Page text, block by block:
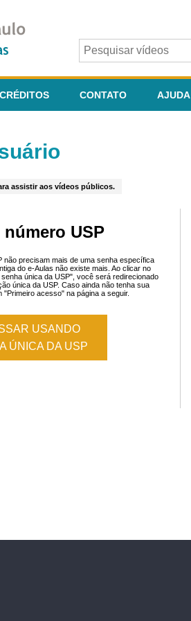
CRÉDITOS CONTATO AJUDA
assistir aos vídeos públicos.
número USP
não precisam mais de uma senha específica
do e-Aulas não existe mais. Ao clicar no
única da USP", você será redirecionado
única da USP. Caso ainda não tenha sua
"Primeiro acesso" na página a seguir.
USANDO
ÚNICA DA USP